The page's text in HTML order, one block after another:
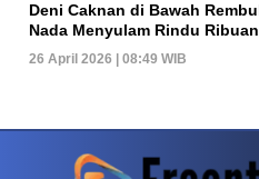
Deni Caknan di Bawah
Nada Menyulam Rindu
26 April 2026 | 08:49 WIB
PETIR800 LOGIN Tren